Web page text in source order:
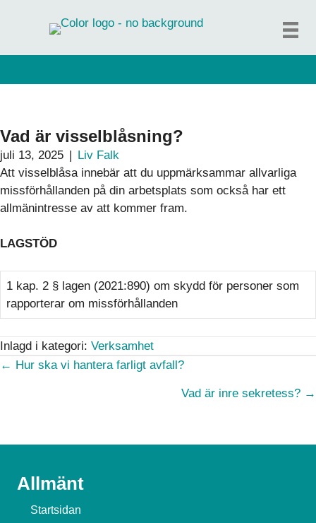
Vad är visselblåsning?
juli 13, 2025 | Liv Falk
Att visselblåsa innebär att du uppmärksammar allvarliga
missförhållanden på din arbetsplats som också har ett
allmänintresse av att kommer fram.
LAGSTÖD
1 kap. 2 § lagen (2021:890) om skydd för personer som
rapporterar om missförhållanden
Inlagd i kategori: Verksamhet
Posts
← Hur ska vi hantera farligt avfall?
Vad är inre sekretess? →
Allmänt
Startsidan